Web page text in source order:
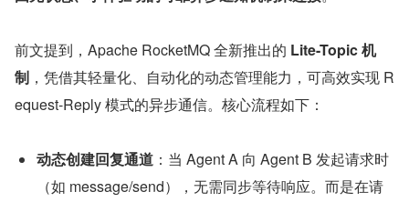
前文提到，Apache RocketMQ 全新推出的 Lite-Topic 机
制 ，凭借其轻量化、自动化的动态管理能力，可高效实现 R
equest-Reply 模式的异步通信。核心流程如下：
动态创建回复通道 ：当 Agent A 向 Agent B 发起请求时
（如 message/send），无需同步等待响应。而是在请